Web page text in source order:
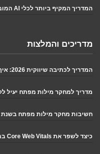
המדריך המקיף ביותר לכלי AI המובילים כיום
מדריכים והמלצות
המדריך לכתיבה שיווקית 2026: איך לכתוב טקסט שבאמת מוכר
מדריך למחקר מילות מפתח יעיל
חשיבות מחקר מילות מפתח בשנת 2025 – המפתח להצלחת קידום אתרים
כיצד לשפר את Core Web Vitals במהירות?